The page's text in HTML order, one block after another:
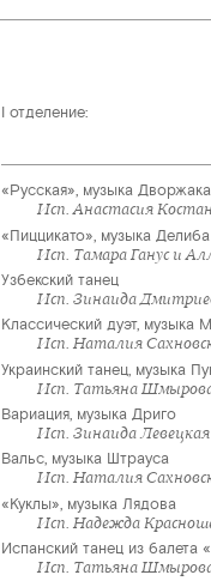
I отделение:
«Русская», музыка Дворжака
Исп. Анастасия
«Пиццикато», музыка Делиба
Исп. Тамара Ганус и
Узбекский танец
Исп. Зинаида
Классический дуэт, музыка
Исп. Наталия
Украинский танец, музыка
Исп. Татьяна
Вариация, музыка Дриго
Исп. Зинаида Левецкая
Вальс, музыка Штрауса
Исп. Наталия
«Куклы», музыка Лядова
Исп. Надежда
Испанский танец из балета
Исп. Татьяна